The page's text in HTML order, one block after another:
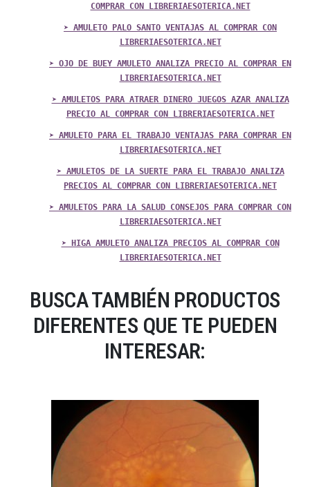
COMPRAR CON LIBRERIAESOTERICA.NET
➤ AMULETO PALO SANTO VENTAJAS AL COMPRAR CON
LIBRERIAESOTERICA.NET
➤ OJO DE BUEY AMULETO ANALIZA PRECIO AL COMPRAR EN
LIBRERIAESOTERICA.NET
➤ AMULETOS PARA ATRAER DINERO JUEGOS AZAR ANALIZA
PRECIO AL COMPRAR CON LIBRERIAESOTERICA.NET
➤ AMULETO PARA EL TRABAJO VENTAJAS PARA COMPRAR EN
LIBRERIAESOTERICA.NET
➤ AMULETOS DE LA SUERTE PARA EL TRABAJO ANALIZA
PRECIOS AL COMPRAR CON LIBRERIAESOTERICA.NET
➤ AMULETOS PARA LA SALUD CONSEJOS PARA COMPRAR CON
LIBRERIAESOTERICA.NET
➤ HIGA AMULETO ANALIZA PRECIOS AL COMPRAR CON
LIBRERIAESOTERICA.NET
BUSCA TAMBIÉN PRODUCTOS
DIFERENTES QUE TE PUEDEN
INTERESAR: